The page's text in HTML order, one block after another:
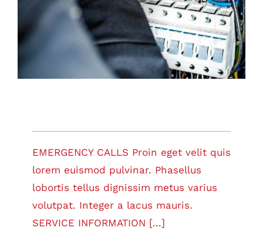
EMERGENCY CALLS Proin eget velit quis
lorem euismod pulvinar. Phasellus
lobortis tellus dignissim metus varius
volutpat. Integer a lacus mauris.
SERVICE INFORMATION [...]